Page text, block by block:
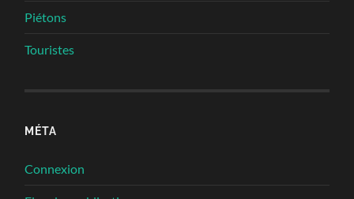
Piétons
Touristes
MÉTA
Connexion